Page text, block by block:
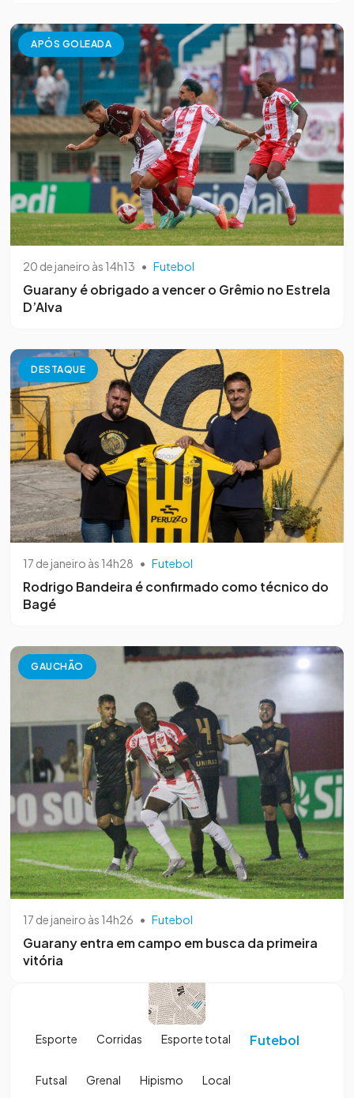
APÓS GOLEADA
20 de janeiro às 14h13 • Futebol
Guarany é obrigado a vencer o Grêmio no Estrela
D’Alva
DESTAQUE
17 de janeiro às 14h28 • Futebol
Rodrigo Bandeira é confirmado como técnico do
Bagé
GAUCHÃO
17 de janeiro às 14h26 • Futebol
Guarany entra em campo em busca da primeira
vitória
Esporte Corridas Esporte total Futebol
Futsal Grenal Hipismo Local